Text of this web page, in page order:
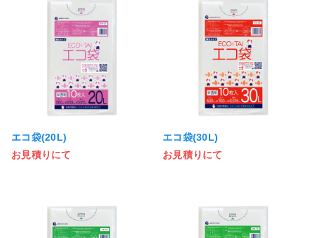
エコ袋(20L)
お見積りにて
エコ袋(30L)
お見積りにて